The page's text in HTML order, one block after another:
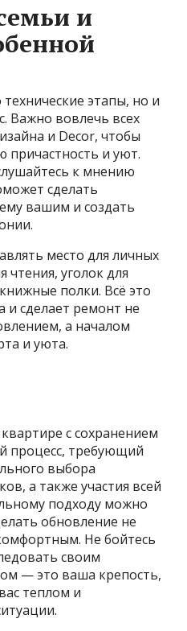
и
этапы, но и
Важно вовлечь всех
и Decor, чтобы
причастность и уют.
к мнению
сделать
вашим и создать
место для личных
уголок для
полки. Всё это
сделает ремонт не
а началом
и уюта.
с сохранением
процесс, требующий
выбора
а также участия всей
подходу можно
обновление не
Не бойтесь
своим
— это ваша крепость,
теплом и